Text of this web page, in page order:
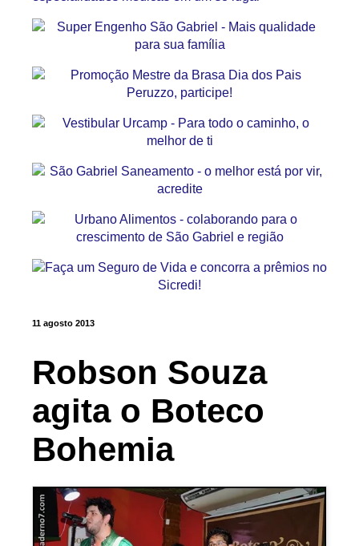
11 agosto 2013
Robson Souza
agita o Boteco
Bohemia